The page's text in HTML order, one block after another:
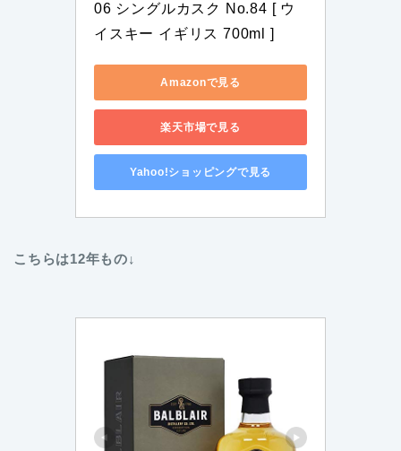
06 シングルカスク No.84 [ ウ
イスキー イギリス 700ml ]
Amazonで見る
楽天市場で見る
Yahoo!ショッピングで見る
こちらは12年もの↓